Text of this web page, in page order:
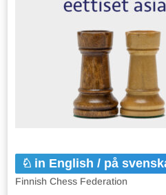
in English / på
Finnish Chess Federation